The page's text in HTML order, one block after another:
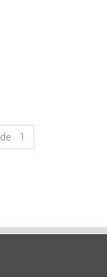
de 1